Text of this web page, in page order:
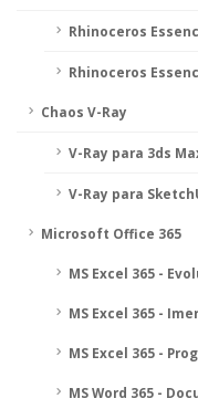
Rhinoceros
Rhinoceros
Chaos V-Ray
V-Ray para 3ds
V-Ray para
Microsoft Office 365
MS Excel 365 -
MS Excel 365 -
MS Excel 365 -
MS Word 365 -